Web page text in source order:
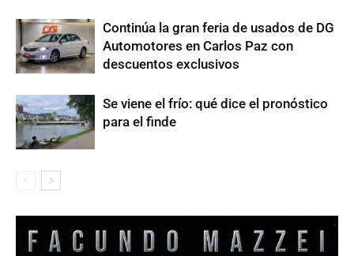
Continúa la gran feria de usados de DG
Automotores en Carlos Paz con
descuentos exclusivos
Se viene el frío: qué dice el pronóstico
para el finde